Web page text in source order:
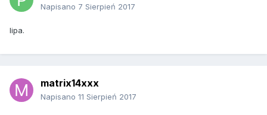
Napisano 7 Sierpień 2017
lipa.
matrix14xxx
Napisano 11 Sierpień 2017